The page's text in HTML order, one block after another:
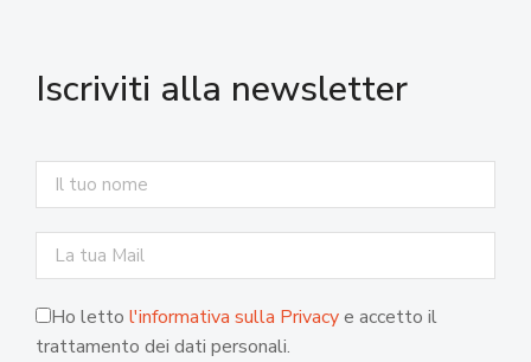
Iscriviti alla newsletter
Ho letto l'informativa sulla Privacye accetto il
trattamento dei dati personali.